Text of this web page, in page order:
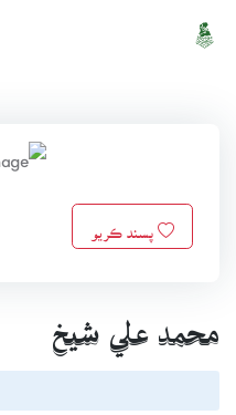
محمد علي شيخ